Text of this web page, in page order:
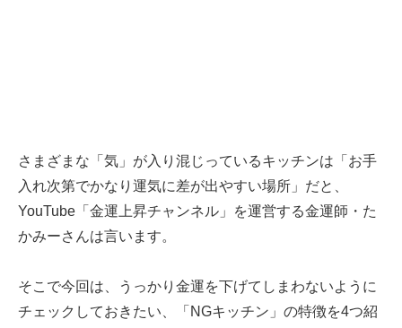
さまざまな「気」が入り混じっているキッチンは「お手
入れ次第でかなり運気に差が出やすい場所」だと、
YouTube「金運上昇チャンネル」を運営する金運師・た
かみーさんは言います。
そこで今回は、うっかり金運を下げてしまわないように
チェックしておきたい、「NGキッチン」の特徴を4つ紹